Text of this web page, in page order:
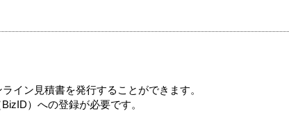
イン見積書を発行することができます。
）への登録が必要です。